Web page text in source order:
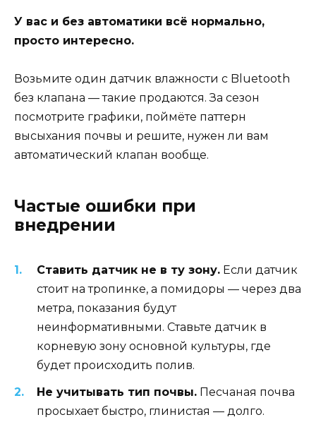
У вас и без автоматики всё нормально,
просто интересно.
Возьмите один датчик влажности с Bluetooth
без клапана — такие продаются. За сезон
посмотрите графики, поймёте паттерн
высыхания почвы и решите, нужен ли вам
автоматический клапан вообще.
Частые ошибки при
внедрении
Ставить датчик не в ту зону. Если датчик
стоит на тропинке, а помидоры — через два
метра, показания будут
неинформативными. Ставьте датчик в
корневую зону основной культуры, где
будет происходить полив.
Не учитывать тип почвы. Песчаная почва
просыхает быстро, глинистая — долго.